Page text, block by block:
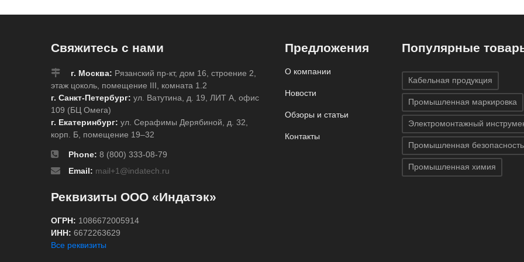
Свяжитесь с нами
г. Москва: Рязанский пр-кт, дом 16, строение 2,
этаж цоколь, помещение III, комната 1.2
г. Санкт-Петербург: ул. Ватутина, д. 19, ЛИТ А, офис
109 (БЦ Омега)
г. Екатеринбург: ул. Серафимы Дерябиной, д. 32,
корп. Б, помещение 19–32
Phone: 8 (800) 333-08-79
Email: mail+1@indatech.ru
Реквизиты ООО «Индатэк»
ОГРН: 1086672005914
ИНН: 6672263629
Все реквизиты
Предложения
О компании
Новости
Обзоры и статьи
Контакты
Популярные
Кабельная продукция
Промышленная маркировка
Электромонтажный
Промышленная безопасность
Промышленная химия